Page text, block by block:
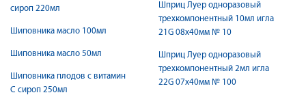
сироп 220мл
Шиповника масло 100мл
Шиповника масло 50мл
Шиповника плодов с витамин
С сироп 250мл
Шприц Луер одноразовый
трехкомпонентный 10мл игла
21G 08х40мм № 10
Шприц Луер одноразовый
трехкомпонентный 2мл игла
22G 07х40мм № 100